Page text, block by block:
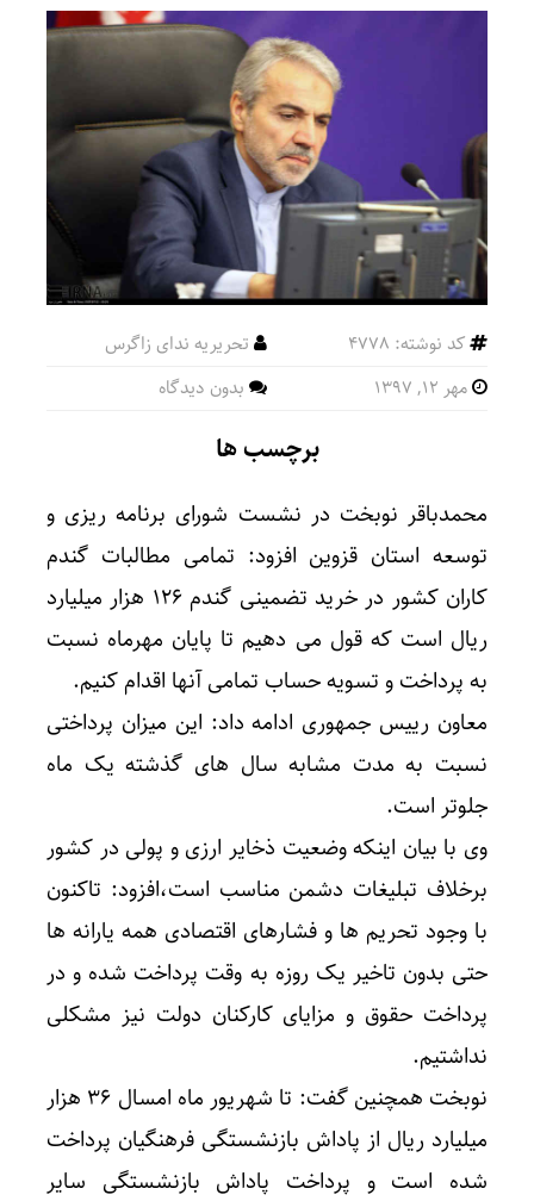
کد نوشته: 4778
تحریریه ندای زاگرس
مهر ۱۲, ۱۳۹۷
بدون دیدگاه
برچسب ها
محمدباقر نوبخت در نشست شورای برنامه ریزی و
توسعه استان قزوین افزود: تمامی مطالبات گندم
کاران کشور در خرید تضمینی گندم ۱۲۶ هزار میلیارد
ریال است که قول می دهیم تا پایان مهرماه نسبت
به پرداخت و تسویه حساب تمامی آنها اقدام کنیم.
معاون رییس جمهوری ادامه داد: این میزان پرداختی
نسبت به مدت مشابه سال های گذشته یک ماه
جلوتر است.
وی با بیان اینکه وضعیت ذخایر ارزی و پولی در کشور
برخلاف تبلیغات دشمن مناسب است،افزود: تاکنون
با وجود تحریم ها و فشارهای اقتصادی همه یارانه ها
حتی بدون تاخیر یک روزه به وقت پرداخت شده و در
پرداخت حقوق و مزایای کارکنان دولت نیز مشکلی
نداشتیم.
نوبخت همچنین گفت: تا شهریور ماه امسال ۳۶ هزار
میلیارد ریال از پاداش بازنشستگی فرهنگیان پرداخت
شده است و پرداخت پاداش بازنشستگی سایر